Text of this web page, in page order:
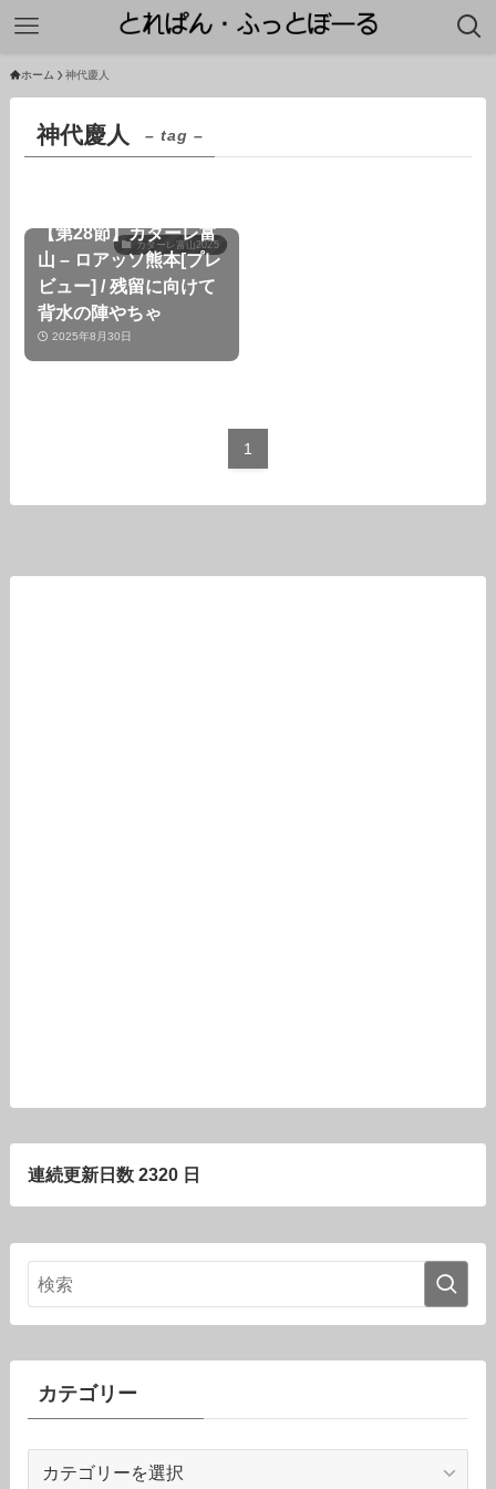
ホーム 神代慶人
神代慶人 – tag –
カターレ富山2025
【第28節】カターレ富
山 – ロアッソ熊本[プレ
ビュー] / 残留に向けて
背水の陣やちゃ
2025年8月30日
1
連続更新日数 2320 日
カテゴリー